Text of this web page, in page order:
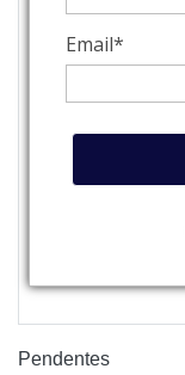
Email*
Pendentes